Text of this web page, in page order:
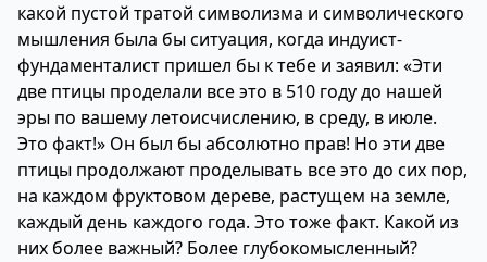
какой пустой тратой символизма и символического
мышления была бы ситуация, когда индуист-
фундаменталист пришел бы к тебе и заявил: «Эти
две птицы проделали все это в 510 году до нашей
эры по вашему летоисчислению, в среду, в июле.
Это факт!» Он был бы абсолютно прав! Но эти две
птицы продолжают проделывать все это до сих пор,
на каждом фруктовом дереве, растущем на земле,
каждый день каждого года. Это тоже факт. Какой из
них более важный? Более глубокомысленный?